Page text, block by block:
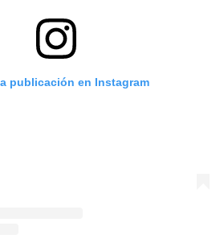
publicación en Instagram